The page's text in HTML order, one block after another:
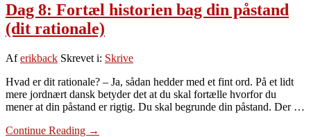
Dag 8: Fortæl historien bag din påstand
(dit rationale)
Aferikback Skrevet i: Skrive
Hvad er dit rationale? – Ja, sådan hedder med et fint ord. På et lidt
mere jordnært dansk betyder det at du skal fortælle hvorfor du
mener at din påstand er rigtig. Du skal begrunde din påstand. Der …
Continue Reading om
→